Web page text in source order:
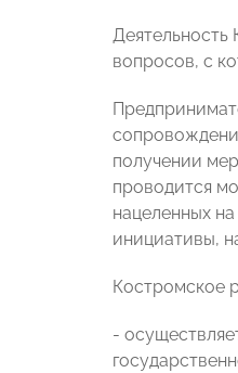
вопросов, с
получении
проводится
нацеленных
инициативы,
Костромское
-